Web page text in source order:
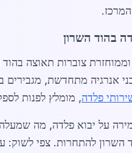
בהוד השרון
פלדה, מומלץ לפנות